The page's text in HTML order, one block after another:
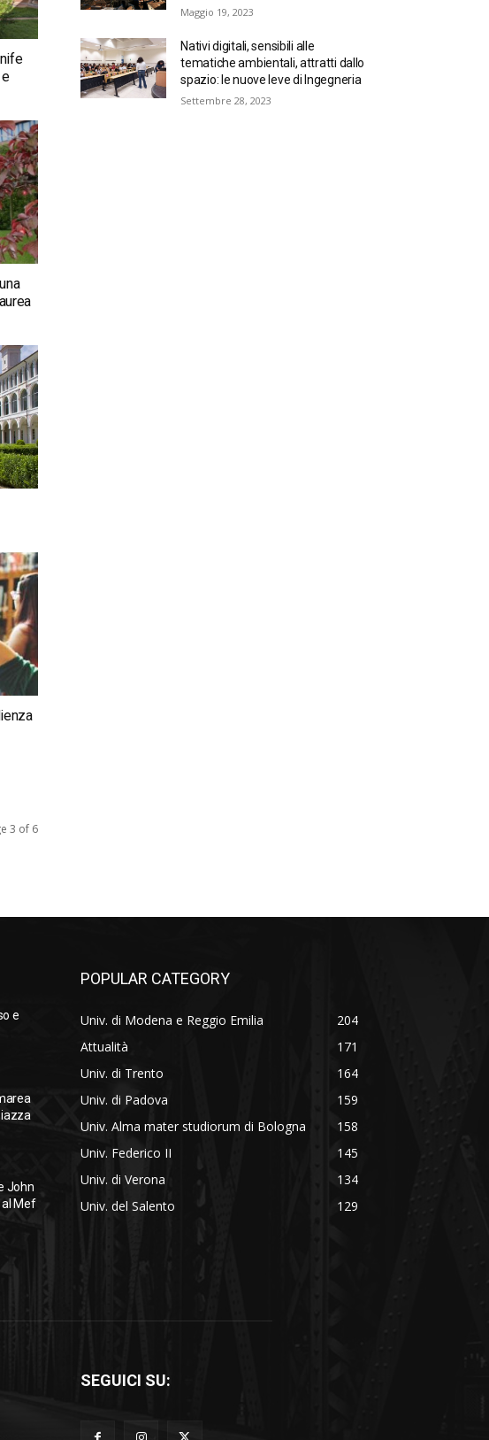
3 of 6
Maggio 19, 2023
Nativi digitali, sensibili alle
tematiche ambientali, attratti dallo
spazio: le nuove leve di Ingegneria
Settembre 28, 2023
e
John
al Mef
POPULAR CATEGORY
Univ. di Modena e Reggio Emilia
204
Attualità
171
Univ. di Trento
164
Univ. di Padova
159
Univ. Alma mater studiorum di Bologna
158
Univ. Federico II
145
Univ. di Verona
134
Univ. del Salento
129
SEGUICI SU: